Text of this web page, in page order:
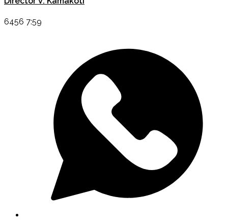
6456 7:59